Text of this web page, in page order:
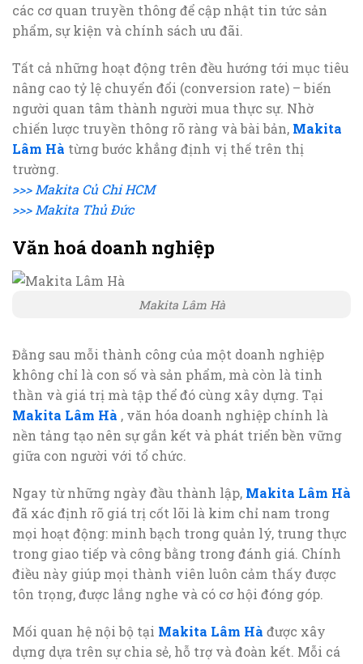
các cơ quan truyền thông để cập nhật tin tức sản
phẩm, sự kiện và chính sách ưu đãi.
Tất cả những hoạt động trên đều hướng tới mục tiêu
nâng cao tỷ lệ chuyển đổi (conversion rate) – biến
người quan tâm thành người mua thực sự. Nhờ
chiến lược truyền thông rõ ràng và bài bản, Makita
Lâm Hà từng bước khẳng định vị thế trên thị
trường.
>>> Makita Củ Chi HCM
>>> Makita Thủ Đức
Văn hoá doanh nghiệp
Makita Lâm Hà
Đằng sau mỗi thành công của một doanh nghiệp
không chỉ là con số và sản phẩm, mà còn là tinh
thần và giá trị mà tập thể đó cùng xây dựng. Tại
Makita Lâm Hà , văn hóa doanh nghiệp chính là
nền tảng tạo nên sự gắn kết và phát triển bền vững
giữa con người với tổ chức.
Ngay từ những ngày đầu thành lập, Makita Lâm Hà
đã xác định rõ giá trị cốt lõi là kim chỉ nam trong
mọi hoạt động: minh bạch trong quản lý, trung thực
trong giao tiếp và công bằng trong đánh giá. Chính
điều này giúp mọi thành viên luôn cảm thấy được
tôn trọng, được lắng nghe và có cơ hội đóng góp.
Mối quan hệ nội bộ tại Makita Lâm Hà được xây
dựng dựa trên sự chia sẻ, hỗ trợ và đoàn kết. Mỗi cá